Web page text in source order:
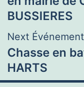
l’article
BUSSIERES
Next Événement
Chasse en
HARTS